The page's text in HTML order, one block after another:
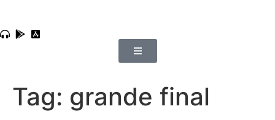
Tag: grande final